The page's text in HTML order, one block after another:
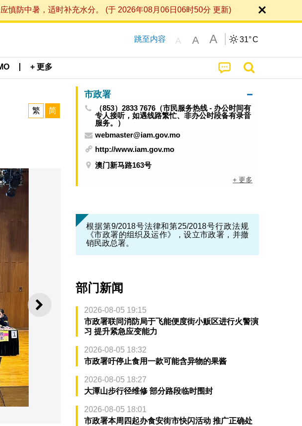
慎防中暑，适时补充水分。 (于 2026年08月06日06时50分 更新)
跳至内容 A A A 31°C
+ 更多
繁 简
下一则
市政署
（853）2833 7676（市民服务热线 - 办公时间有
专人接听，如遇线路繁忙、非办公时段备有录音
服务。）
webmaster@iam.gov.mo
http://www.iam.gov.mo
澳门新马路163号
+ 更多
根据第9/2018号法律和第25/2018号行政法规
《市政署的组织及运作》，设立市政署，并撤
销民政总署。
部门新闻
2026-08-05 19:15
市政署联同消防局于飞能便度街小贩区进行火警演
习 提升紧急应变能力
2026-08-05 18:32
市政署吁停止食用一款可能含异物的果酱
2026-08-05 18:27
大潭山步行径维修 部分路段临时围封
2026-08-05 18:01
市政署本周四起办食安街市快闪活动 推广正确处